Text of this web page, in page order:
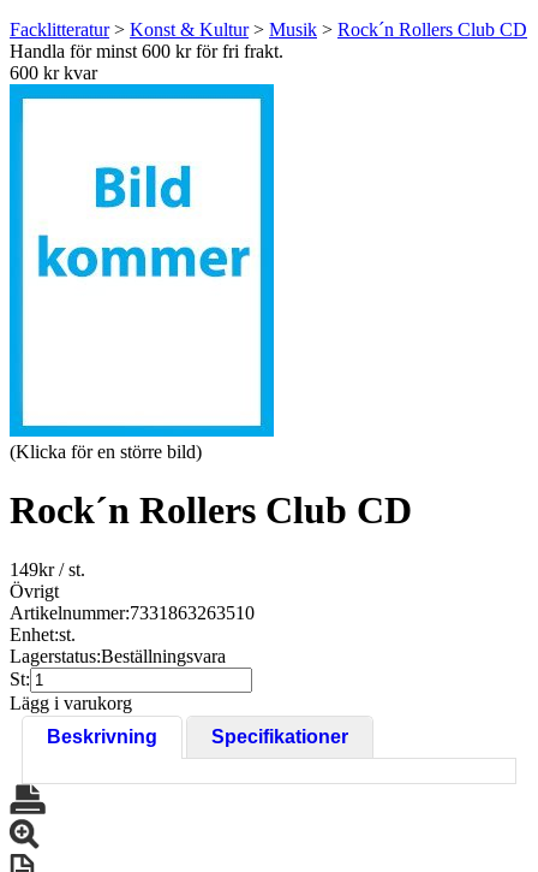
Facklitteratur> Konst & Kultur> Musik > Rock´n Rollers Club CD
Handla för minst 600 kr för fri frakt.
600 kr kvar
(Klicka för en större bild)
Rock´n Rollers Club CD
149kr/ st.
Övrigt
Artikelnummer:7331863263510
Enhet:st.
Lagerstatus:Beställningsvara
St:
Lägg i varukorg
Beskrivning
Specifikationer